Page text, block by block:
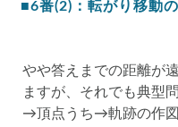
■6番(2)：転がり移動
やや答えまでの距離が
ますが、それでも典型
→頂点うち→軌跡の作